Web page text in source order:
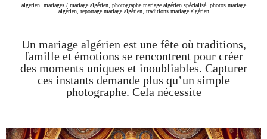
algerien, mariages / mariage algérien, photographe mariage algérien spécialisé, photos mariage
algérien, reportage mariage algérien, traditions mariage algérien
Un mariage algérien est une fête où traditions,
famille et émotions se rencontrent pour créer
des moments uniques et inoubliables. Capturer
ces instants demande plus qu’un simple
photographe. Cela nécessite